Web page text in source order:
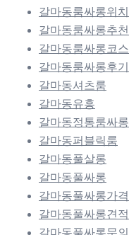
갈마동룸싸롱위치
갈마동룸싸롱추천
갈마동룸싸롱코스
갈마동룸싸롱후기
갈마동셔츠룸
갈마동유흥
갈마동정통룸싸롱
갈마동퍼블릭룸
갈마동풀살롱
갈마동풀싸롱
갈마동풀싸롱가격
갈마동풀싸롱견적
갈마동풀싸롱문의